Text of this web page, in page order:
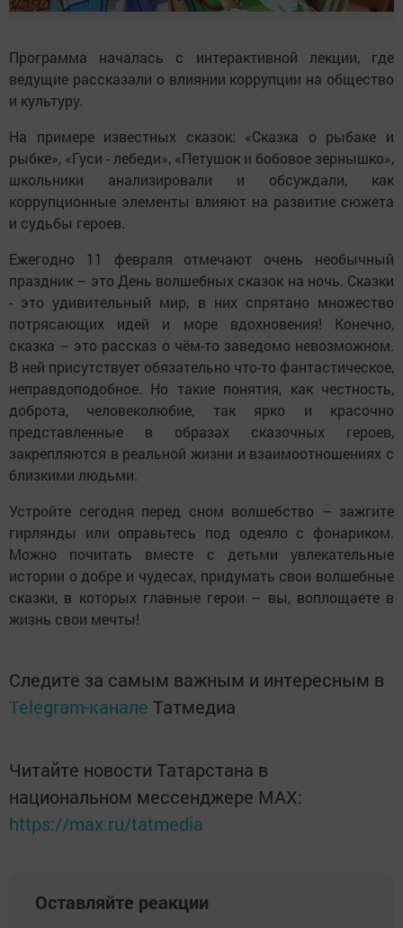
Программа началась с интерактивной лекции, где
ведущие рассказали о влиянии коррупции на общество
и культуру.
На примере известных сказок: «Сказка о рыбаке и
рыбке», «Гуси - лебеди», «Петушок и бобовое зернышко»,
школьники анализировали и обсуждали, как
коррупционные элементы влияют на развитие сюжета
и судьбы героев.
Ежегодно 11 февраля отмечают очень необычный
праздник – это День волшебных сказок на ночь. Сказки
- это удивительный мир, в них спрятано множество
потрясающих идей и море вдохновения! Конечно,
сказка – это рассказ о чём-то заведомо невозможном.
В ней присутствует обязательно что-то фантастическое,
неправдоподобное. Но такие понятия, как честность,
доброта, человеколюбие, так ярко и красочно
представленные в образах сказочных героев,
закрепляются в реальной жизни и взаимоотношениях с
близкими людьми.
Устройте сегодня перед сном волшебство – зажгите
гирлянды или оправьтесь под одеяло с фонариком.
Можно почитать вместе с детьми увлекательные
истории о добре и чудесах, придумать свои волшебные
сказки, в которых главные герои – вы, воплощаете в
жизнь свои мечты!
Следите за самым важным и интересным в
Telegram-канале Татмедиа
Читайте новости Татарстана в
национальном мессенджере MАХ:
https://max.ru/tatmedia
Оставляйте реакции